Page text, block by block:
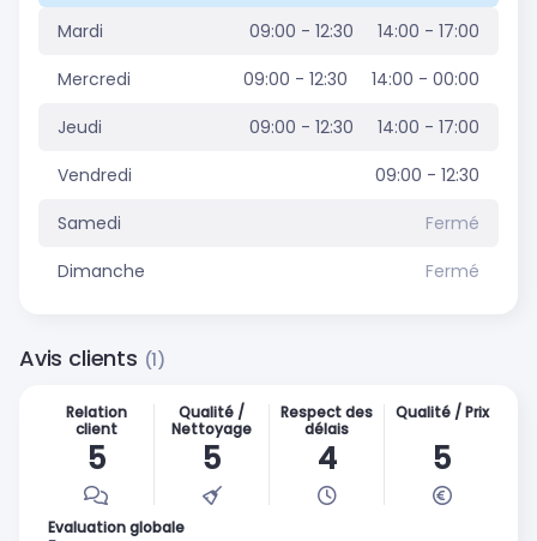
Mardi
09:00 - 12:30
14:00 - 17:00
Mercredi
09:00 - 12:30
14:00 - 00:00
Jeudi
09:00 - 12:30
14:00 - 17:00
Vendredi
09:00 - 12:30
Samedi
Fermé
Dimanche
Fermé
Avis clients (1)
Evaluation globale
Relation
client
5
Qualité /
Nettoyage
5
Respect des
délais
4
Qualité / Prix
5